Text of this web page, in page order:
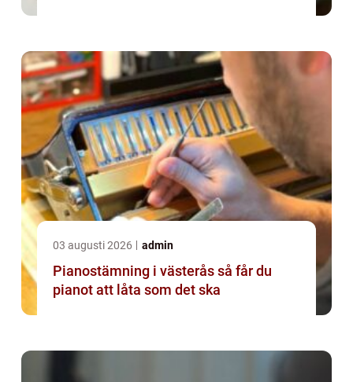
03 augusti 2026 admin
Pianostämning i västerås så får du
pianot att låta som det ska